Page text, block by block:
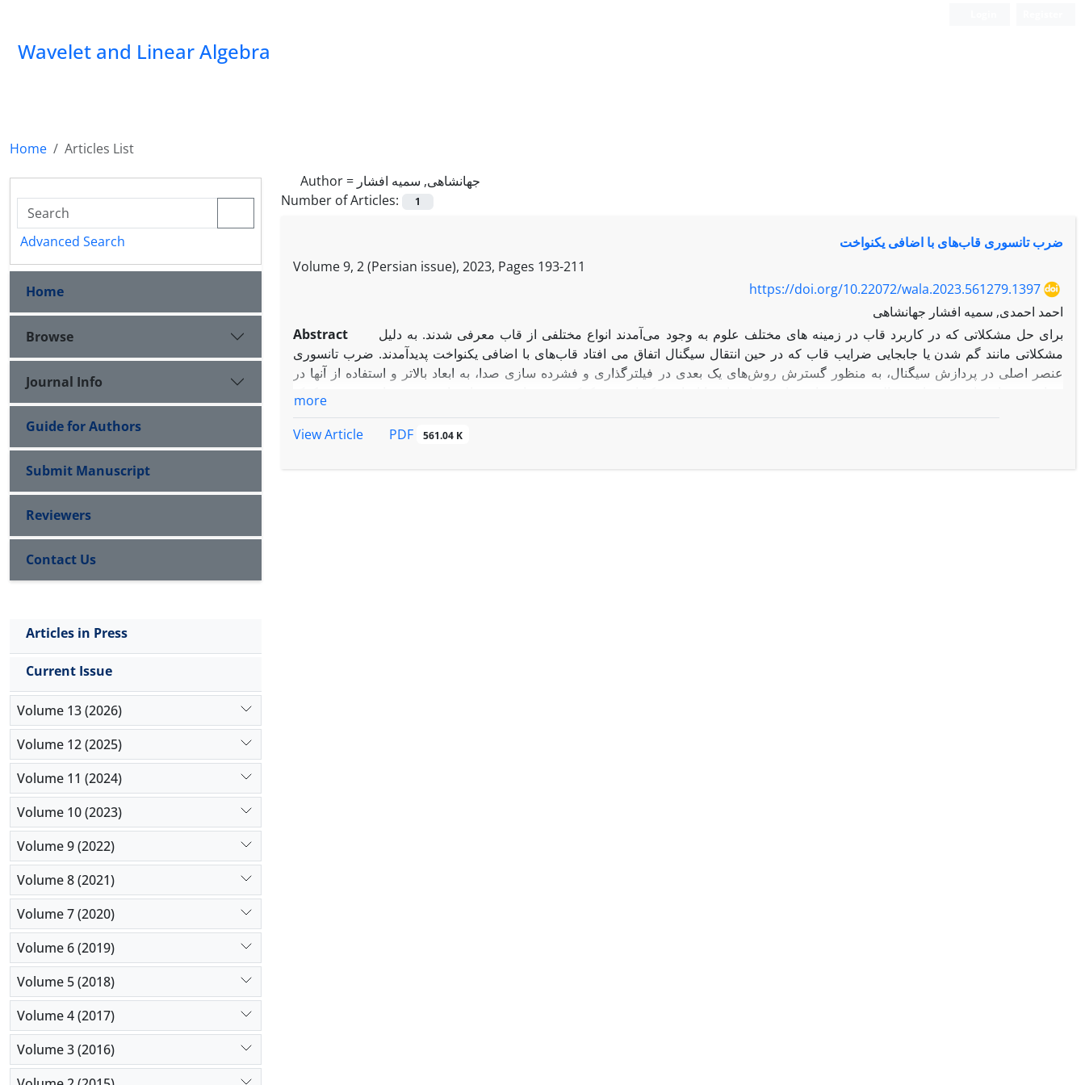
Wavelet and Linear Algebra
Home
Articles List
Author = جهانشاهی, سمیه افشار
Number of Articles:
1
ضرب تانسوری قاب‌های با اضافی یکنواخت
Volume 9, 2 (Persian issue), 2023, Pages 193-211
https://doi.org/10.22072/wala.2023.561279.1397
احمد احمدی, سمیه افشار جهانشاهی
Abstract
مشکلاتی مانند گم شدن یا جابجایی ضرایب قاب که در حین انتقال سیگنال اتفاق می افتاد قاب‌های با اضافی یکنواخت پدیدآمدند. ضرب تانسوری
عنصر اصلی در پردازش سیگنال، به منظور گسترش روش‌های یک بعدی در فیلترگذاری و فشرده سازی صدا، به ابعاد بالاتر و استفاده از آنها در
شود.
more
View Article
PDF 561.04 K
Advanced Search
Home
Browse
Journal Info
Guide for Authors
Submit Manuscript
Reviewers
Contact Us
Articles in Press
Current Issue
Volume 13 (2026)
Volume 12 (2025)
Volume 11 (2024)
Volume 10 (2023)
Volume 9 (2022)
Volume 8 (2021)
Volume 7 (2020)
Volume 6 (2019)
Volume 5 (2018)
Volume 4 (2017)
Volume 3 (2016)